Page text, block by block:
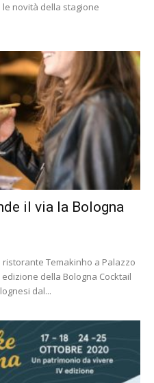
le novità della stagione
il via la Bologna
Temakinho a Palazzo
edizione della Bologna Cocktail
dal...